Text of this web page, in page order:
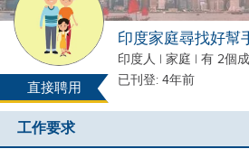
直接聘用
印度家庭尋找好幫
印度人 | 家庭 | 有 2個
已刊登: 4年前
工作要求